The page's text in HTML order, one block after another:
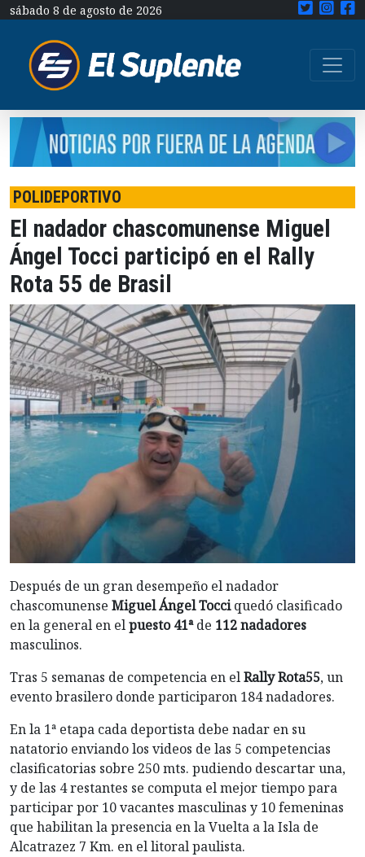
sábado 8 de agosto de 2026
POLIDEPORTIVO
El nadador chascomunense Miguel
Ángel Tocci participó en el Rally
Rota 55 de Brasil
Después de un gran desempeño el nadador
chascomunense Miguel Ángel Tocciquedó clasificado
en la general en elpuesto 41ªde 112 nadadores
masculinos.
Tras 5 semanas de competencia en elRally Rota55, un
evento brasilero donde participaron 184 nadadores.
En la 1ª etapa cada deportista debe nadar en su
natatorio enviando los videos de las 5 competencias
clasificatorias sobre 250 mts. pudiendo descartar una,
y de las 4 restantes se computa el mejor tiempo para
participar por 10 vacantes masculinas y 10 femeninas
que habilitan la presencia en la Vuelta a la Isla de
Alcatrazez 7 Km. en el litoral paulista.